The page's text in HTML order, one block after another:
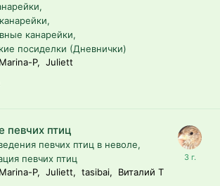
канарейки
посиделки (Дневнички)
Marina-P, Juliett
певчих птиц
певчих птиц в неволе
певчих птиц
Marina-P, Juliett, tasibai, Виталий T